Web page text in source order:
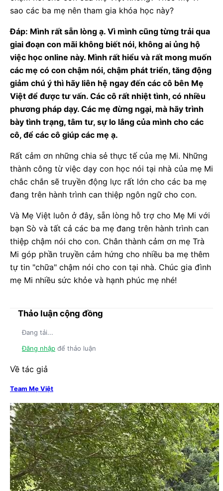
sao các ba mẹ nên tham gia khóa học này?
Đáp: Mình rất sẵn lòng ạ. Vì mình cũng từng trải qua
giai đoạn con mãi không biết nói, không ai ủng hộ
việc học online này. Mình rất hiểu và rất mong muốn
các mẹ có con chậm nói, chậm phát triển, tăng động
giảm chú ý thì hãy liên hệ ngay đến các cô bên Mẹ
Việt để được tư vấn. Các cô rất nhiệt tình, có nhiều
phương pháp dạy. Các mẹ đừng ngại, mà hãy trình
bày tình trạng, tâm tư, sự lo lắng của mình cho các
cô, để các cô giúp các mẹ ạ.
Rất cảm ơn những chia sẻ thực tế của mẹ Mi. Những
thành công từ việc dạy con học nói tại nhà của mẹ Mi
chắc chắn sẽ truyền động lực rất lớn cho các ba mẹ
đang trên hành trình can thiệp ngôn ngữ cho con.
Và Mẹ Việt luôn ở đây, sẵn lòng hỗ trợ cho Mẹ Mi với
bạn Sò và tất cả các ba mẹ đang trên hành trình can
thiệp chậm nói cho con. Chân thành cảm ơn mẹ Trà
Mi góp phần truyền cảm hứng cho nhiều ba mẹ thêm
tự tin "chữa" chậm nói cho con tại nhà. Chúc gia đình
mẹ Mi nhiều sức khỏe và hạnh phúc mẹ nhé!
Thảo luận cộng đồng
Đang tải...
Đăng nhập để thảo luận
Về tác giả
Team Mẹ Việt